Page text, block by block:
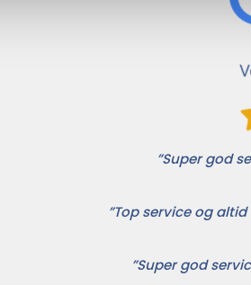
”Super god
”Top service og
”Super god